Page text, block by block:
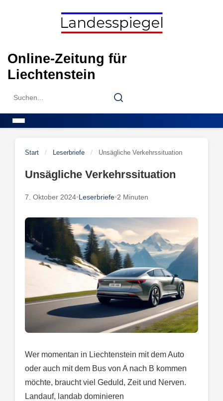
Online-Zeitung für
Liechtenstein
Search
Search
Start / Leserbriefe / Unsägliche Verkehrssituation
Unsägliche Verkehrssituation
7. Oktober 2024•Leserbriefe•2 Minuten
Wer momentan in Liechtenstein mit dem Auto
oder auch mit dem Bus von A nach B kommen
möchte, braucht viel Geduld, Zeit und Nerven.
Landauf, landab dominieren